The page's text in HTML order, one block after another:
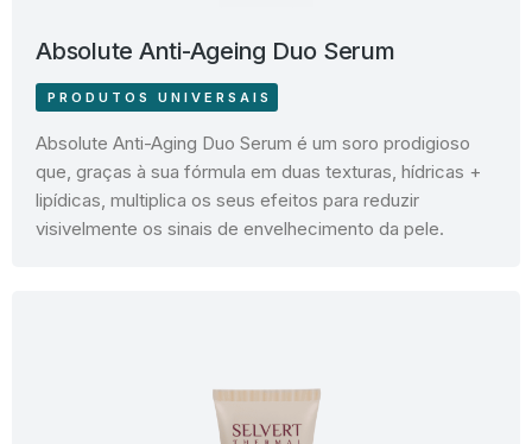
Absolute Anti-Ageing Duo Serum
PRODUTOS UNIVERSAIS
Absolute Anti-Aging Duo Serum é um soro prodigioso
que, graças à sua fórmula em duas texturas, hídricas +
lipídicas, multiplica os seus efeitos para reduzir
visivelmente os sinais de envelhecimento da pele.